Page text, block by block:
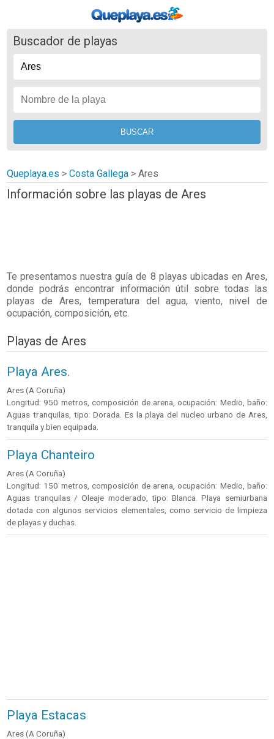
Buscador de playas
Queplaya.es >Costa Gallega > Ares
Información sobre las playas de Ares
Te presentamos nuestra guía de 8 playas ubicadas en Ares,
donde podrás encontrar información útil sobre todas las
playas de Ares, temperatura del agua, viento, nivel de
ocupación, composición, etc.
Playas de Ares
Playa Ares.
Ares (A Coruña)
Longitud: 950 metros, composición de arena, ocupación: Medio, baño:
Aguas tranquilas, tipo: Dorada. Es la playa del nucleo urbano de Ares,
tranquila y bien equipada.
Playa Chanteiro
Ares (A Coruña)
Longitud: 150 metros, composición de arena, ocupación: Medio, baño:
Aguas tranquilas / Oleaje moderado, tipo: Blanca. Playa semiurbana
dotada con algunos servicios elementales, como servicio de limpieza
de playas y duchas.
Playa Estacas
Ares (A Coruña)